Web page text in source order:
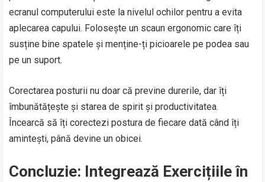
ecranul computerului este la nivelul ochilor pentru a evita
aplecarea capului. Folosește un scaun ergonomic care îți
susține bine spatele și menține-ți picioarele pe podea sau
pe un suport.
Corectarea posturii nu doar că previne durerile, dar îți
îmbunătățește și starea de spirit și productivitatea.
Încearcă să îți corectezi postura de fiecare dată când îți
amintești, până devine un obicei.
Concluzie: Integrează Exercițiile în